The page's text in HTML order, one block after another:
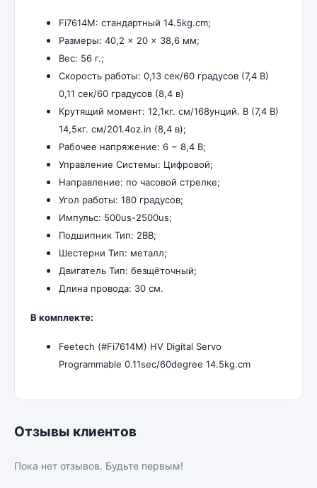
Fi7614M: стандартный 14.5kg.cm;
Размеры: 40,2 × 20 × 38,6 мм;
Вес: 56 г.;
Скорость работы: 0,13 сек/60 градусов (7,4 В)
0,11 сек/60 градусов (8,4 в)
Крутящий момент: 12,1кг. см/168унций. В (7,4 В)
14,5кг. см/201.4oz.in (8,4 в);
Рабочее напряжение: 6 ~ 8,4 В;
Управление Системы: Цифровой;
Направление: по часовой стрелке;
Угол работы: 180 градусов;
Импульс: 500us-2500us;
Подшипник Тип: 2BB;
Шестерни Тип: металл;
Двигатель Тип: безщёточный;
Длина провода: 30 см.
В комплекте:
Feetech (#Fi7614M) HV Digital Servo
Programmable 0.11sec/60degree 14.5kg.cm
Отзывы клиентов
Пока нет отзывов. Будьте первым!